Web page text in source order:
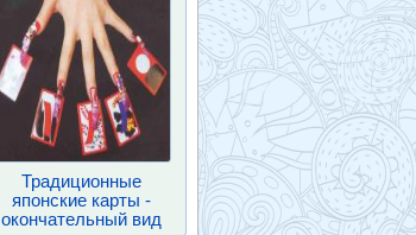
Традиционные
японские карты -
окончательный вид